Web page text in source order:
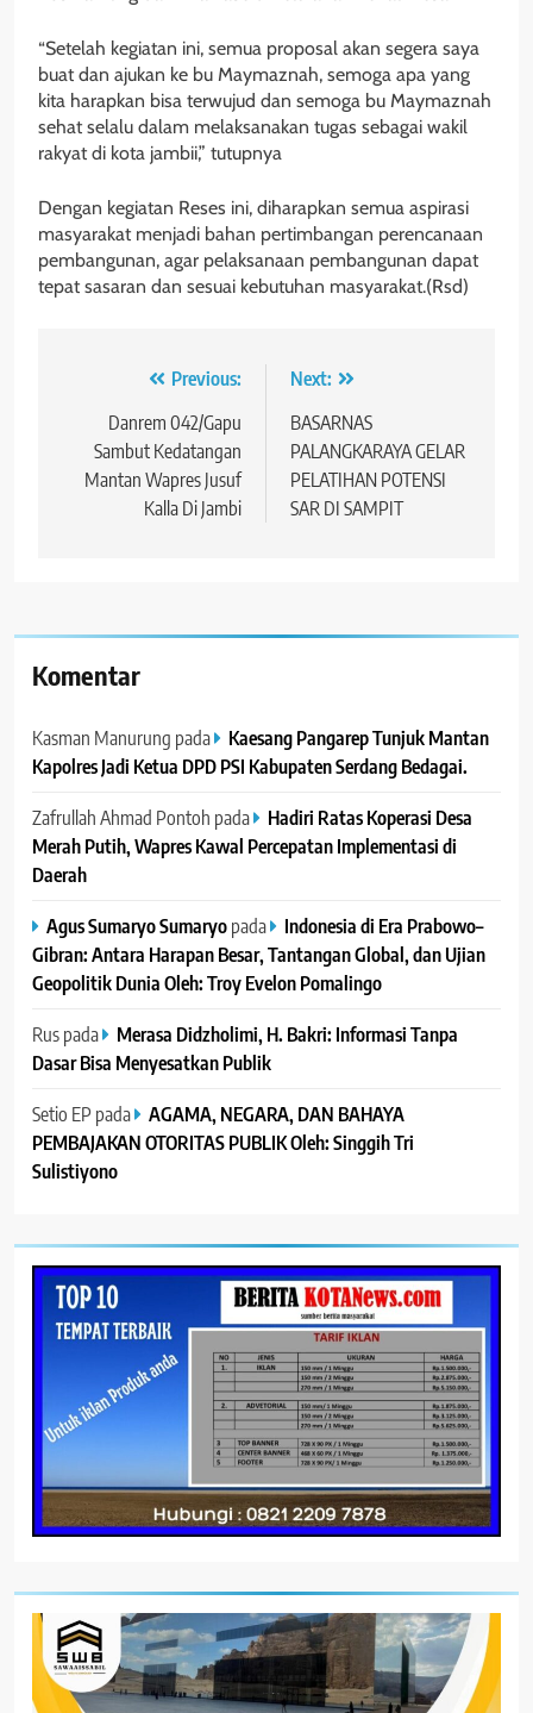
“Setelah kegiatan ini, semua proposal akan segera saya
buat dan ajukan ke bu Maymaznah, semoga apa yang
kita harapkan bisa terwujud dan semoga bu Maymaznah
sehat selalu dalam melaksanakan tugas sebagai wakil
rakyat di kota jambii,” tutupnya
Dengan kegiatan Reses ini, diharapkan semua aspirasi
masyarakat menjadi bahan pertimbangan perencanaan
pembangunan, agar pelaksanaan pembangunan dapat
tepat sasaran dan sesuai kebutuhan masyarakat.(Rsd)
Navigasi Previous:
Danrem 042/Gapu
Sambut Kedatangan
Mantan Wapres Jusuf
Kalla Di Jambi
Next:
BASARNAS
PALANGKARAYA GELAR
PELATIHAN POTENSI
SAR DI SAMPIT
Komentar
Kasman Manurung pada
Kaesang Pangarep Tunjuk Mantan
Kapolres Jadi Ketua DPD PSI Kabupaten Serdang Bedagai. ‎ ‎
Zafrullah Ahmad Pontoh pada
Hadiri Ratas Koperasi Desa
Merah Putih, Wapres Kawal Percepatan Implementasi di
Daerah
Agus Sumaryo Sumaryopada
Indonesia di Era Prabowo–
Gibran: Antara Harapan Besar, Tantangan Global, dan Ujian
Geopolitik Dunia Oleh: Troy Evelon Pomalingo
Ruspada
Merasa Didzholimi, H. Bakri: Informasi Tanpa
Dasar Bisa Menyesatkan Publik
Setio EP pada
AGAMA, NEGARA, DAN BAHAYA
PEMBAJAKAN OTORITAS PUBLIK Oleh: Singgih Tri
Sulistiyono